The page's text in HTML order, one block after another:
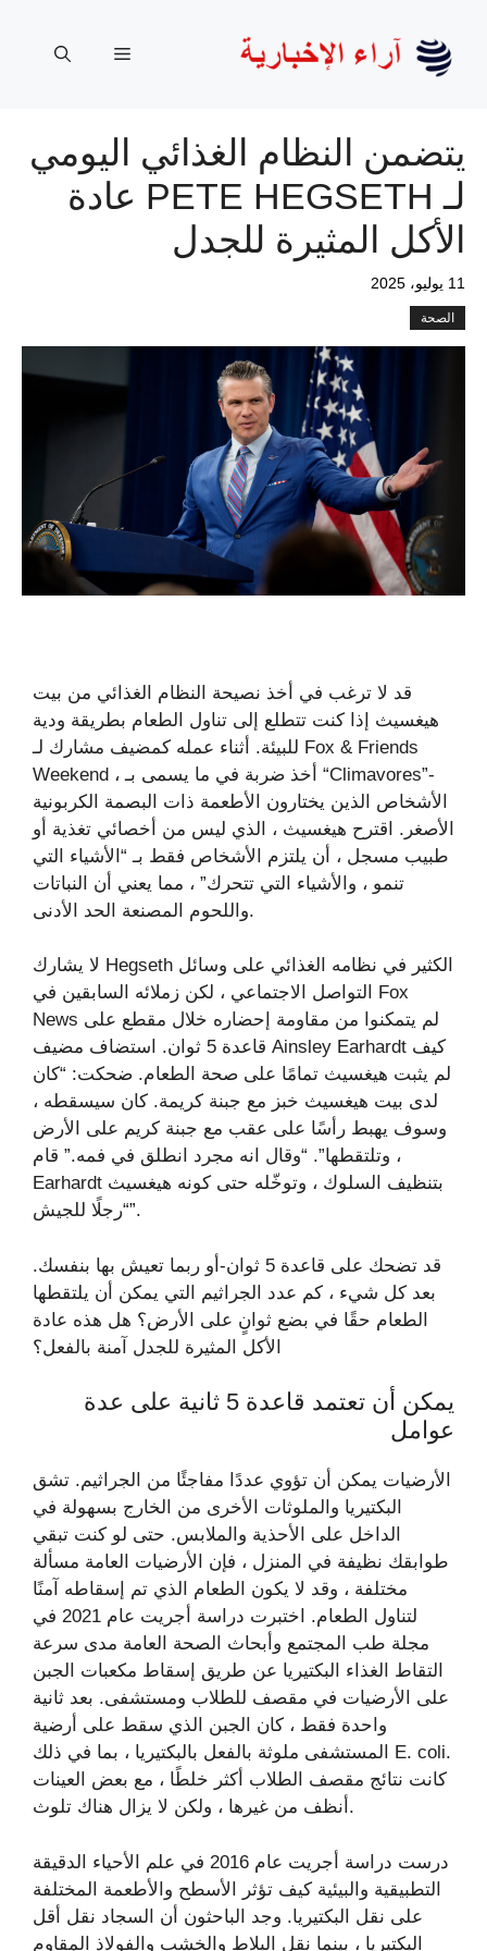
المحتوى
القائمة
يتضمن النظام الغذائي اليومي
لـ PETE HEGSETH عادة
الأكل المثيرة للجدل
11 يوليو، 2025
الصحة
قد لا ترغب في أخذ نصيحة النظام الغذائي من بيت
هيغسيث إذا كنت تتطلع إلى تناول الطعام بطريقة ودية
للبيئة. أثناء عمله كمضيف مشارك لـ Fox & Friends
Weekend ، أخذ ضربة في ما يسمى بـ “Climavores”-
الأشخاص الذين يختارون الأطعمة ذات البصمة الكربونية
الأصغر. اقترح هيغسيث ، الذي ليس من أخصائي تغذية أو
طبيب مسجل ، أن يلتزم الأشخاص فقط بـ “الأشياء التي
تنمو ، والأشياء التي تتحرك” ، مما يعني أن النباتات
واللحوم المصنعة الحد الأدنى.
لا يشارك Hegseth الكثير في نظامه الغذائي على وسائل
التواصل الاجتماعي ، لكن زملائه السابقين في Fox
News لم يتمكنوا من مقاومة إحضاره خلال مقطع على
قاعدة 5 ثوان. استضاف مضيف Ainsley Earhardt كيف
لم يثبت هيغسيث تمامًا على صحة الطعام. ضحكت: “كان
لدى بيت هيغسيث خبز مع جبنة كريمة. كان سيسقطه ،
وسوف يهبط رأسًا على عقب مع جبنة كريم على الأرض
، وتلتقطها”. “وقال انه مجرد انطلق في فمه.” قام
Earhardt بتنظيف السلوك ، وتوخّله حتى كونه هيغسيث
“رجلًا للجيش”.
قد تضحك على قاعدة 5 ثوان-أو ربما تعيش بها بنفسك.
بعد كل شيء ، كم عدد الجراثيم التي يمكن أن يلتقطها
الطعام حقًا في بضع ثوانٍ على الأرض؟ هل هذه عادة
الأكل المثيرة للجدل آمنة بالفعل؟
يمكن أن تعتمد قاعدة 5 ثانية على عدة
عوامل
الأرضيات يمكن أن تؤوي عددًا مفاجئًا من الجراثيم. تشق
البكتيريا والملوثات الأخرى من الخارج بسهولة في
الداخل على الأحذية والملابس. حتى لو كنت تبقي
طوابقك نظيفة في المنزل ، فإن الأرضيات العامة مسألة
مختلفة ، وقد لا يكون الطعام الذي تم إسقاطه آمنًا
لتناول الطعام. اختبرت دراسة أجريت عام 2021 في
مجلة طب المجتمع وأبحاث الصحة العامة مدى سرعة
التقاط الغذاء البكتيريا عن طريق إسقاط مكعبات الجبن
على الأرضيات في مقصف للطلاب ومستشفى. بعد ثانية
واحدة فقط ، كان الجبن الذي سقط على أرضية
المستشفى ملوثة بالفعل بالبكتيريا ، بما في ذلك E. coli.
كانت نتائج مقصف الطلاب أكثر خلطًا ، مع بعض العينات
أنظف من غيرها ، ولكن لا يزال هناك تلوث.
درست دراسة أجريت عام 2016 في علم الأحياء الدقيقة
التطبيقية والبيئية كيف تؤثر الأسطح والأطعمة المختلفة
على نقل البكتيريا. وجد الباحثون أن السجاد نقل أقل
البكتيريا ، بينما نقل البلاط والخشب والفولاذ المقاوم